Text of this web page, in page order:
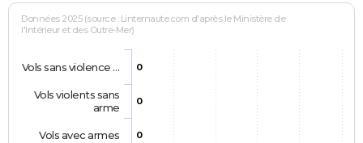
Données 2025 (source : Linternaute.com d'après le Ministère de
l'Intérieur et des Outre-Mer)
0
0
0
Vols sans violence …
Vols violents sans
arme
Vols avec armes